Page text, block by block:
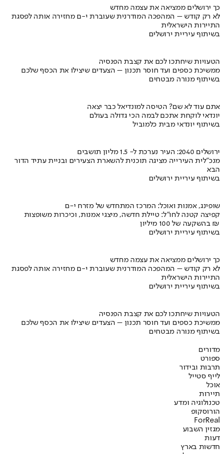
כך ירושלים ממציאה את עצמה מחדש
לא רק קודש – המהפכה המודרנית שעוברת י-ם מחזירה אותה לפסגת
התיירות הישראלית
בשיתוף עיריית ירושלים
הטעויות שיחתכו לכם את קצבת הפנסיה
ממשיכת כספים ועד חוסר תכנון – הצעדים שיצילו את הכסף שלכם
בשיתוף מנורה מבטחים
אתם עוד לא שם? הטיסה למונדיאל כבר יצאה
יונדאי לוקחת אתכם לבמה הכי גדולה בעולם
בשיתוף יונדאי מבית כלמוביל
ירושלים 2040: העיר נערכת ל- 1.5 מליון תושבים
מנכ"לית העירייה מציגה תוכנית להשארת הצעירים ובניית עתיד הדור
הבא
בשיתוף עיריית ירושלים
שופינג, אמנות ואוכל: המרכז המתחדש של מזרח י-ם
קפיצה קטנה לחו"ל: טיילת חדשה, מיצגי אמנות, וכיכרות משופצות
בהשקעה של 100 מיליון ₪
בשיתוף עיריית ירושלים
כך ירושלים ממציאה את עצמה מחדש
לא רק קודש – המהפכה המודרנית שעוברת י-ם מחזירה אותה לפסגת
התיירות הישראלית
בשיתוף עיריית ירושלים
הטעויות שיחתכו לכם את קצבת הפנסיה
ממשיכת כספים ועד חוסר תכנון – הצעדים שיצילו את הכסף שלכם
בשיתוף מנורה מבטחים
מדורים
ספורט
תרבות ובידור
לייף סטייל
אוכל
תיירות
טכנולוגיה ומדע
הורוסקופ
ForReal
מגזין השבוע
דעות
חדשות בארץ